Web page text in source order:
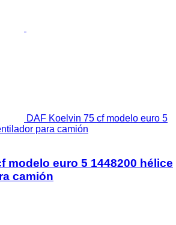
DAF Koelvin 75 cf modelo euro 5
para camión
modelo euro 5 1448200 hélice
camión